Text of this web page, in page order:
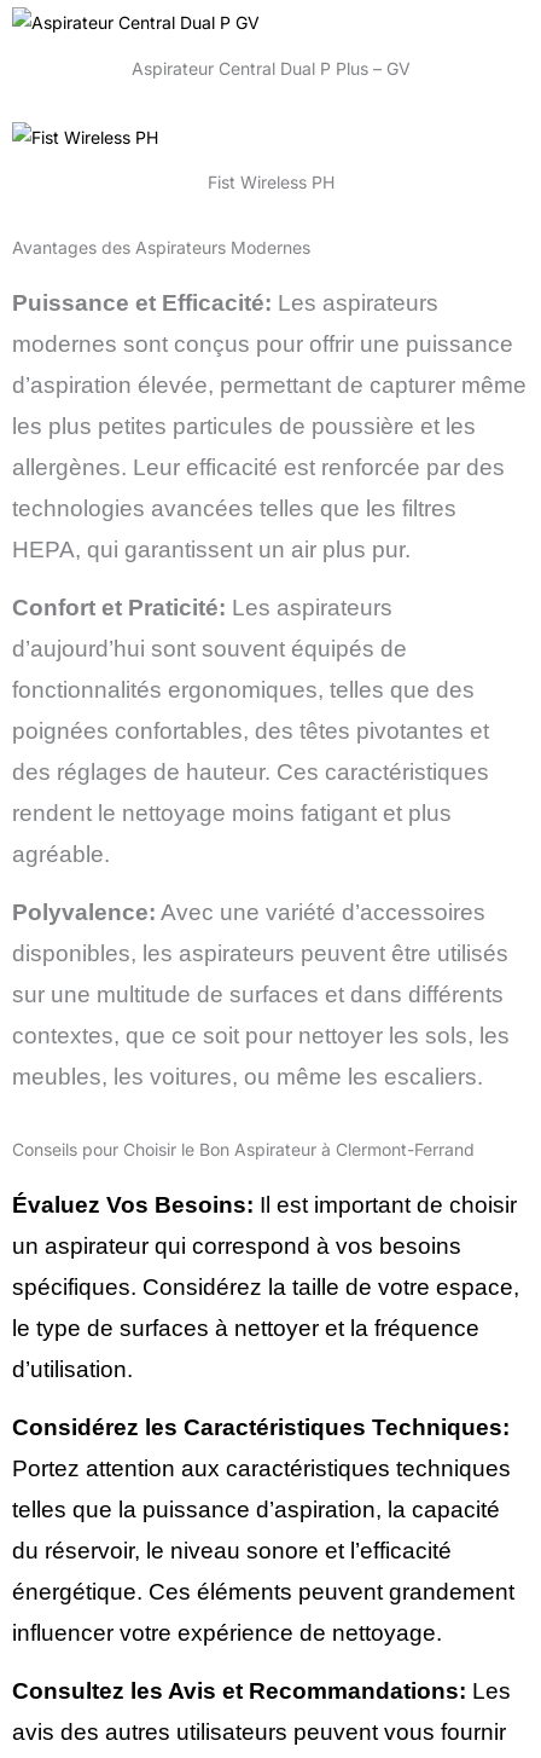
Aspirateur Central Dual P Plus – GV
Fist Wireless PH
Avantages des Aspirateurs Modernes
Puissance et Efficacité: Les aspirateurs
modernes sont conçus pour offrir une puissance
d’aspiration élevée, permettant de capturer même
les plus petites particules de poussière et les
allergènes. Leur efficacité est renforcée par des
technologies avancées telles que les filtres
HEPA, qui garantissent un air plus pur.
Confort et Praticité: Les aspirateurs
d’aujourd’hui sont souvent équipés de
fonctionnalités ergonomiques, telles que des
poignées confortables, des têtes pivotantes et
des réglages de hauteur. Ces caractéristiques
rendent le nettoyage moins fatigant et plus
agréable.
Polyvalence: Avec une variété d’accessoires
disponibles, les aspirateurs peuvent être utilisés
sur une multitude de surfaces et dans différents
contextes, que ce soit pour nettoyer les sols, les
meubles, les voitures, ou même les escaliers.
Conseils pour Choisir le Bon Aspirateur à Clermont-Ferrand
Évaluez Vos Besoins: Il est important de choisir
un aspirateur qui correspond à vos besoins
spécifiques. Considérez la taille de votre espace,
le type de surfaces à nettoyer et la fréquence
d’utilisation.
Considérez les Caractéristiques Techniques:
Portez attention aux caractéristiques techniques
telles que la puissance d’aspiration, la capacité
du réservoir, le niveau sonore et l’efficacité
énergétique. Ces éléments peuvent grandement
influencer votre expérience de nettoyage.
Consultez les Avis et Recommandations: Les
avis des autres utilisateurs peuvent vous fournir